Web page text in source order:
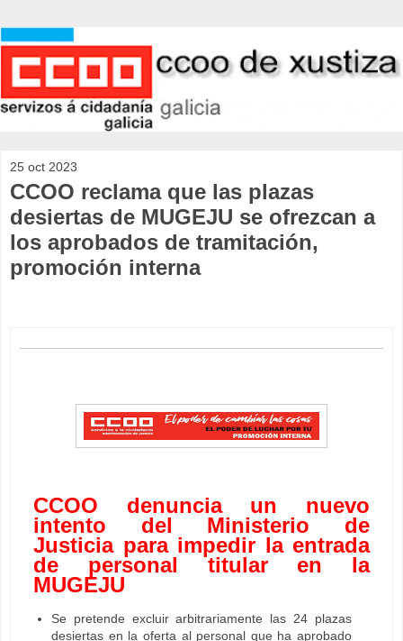
25 oct 2023
CCOO reclama que las plazas
desiertas de MUGEJU se ofrezcan a
los aprobados de tramitación,
promoción interna
CCOO denuncia un nuevo
intento del Ministerio de
Justicia para impedir la entrada
de personal titular en la
MUGEJU
Se pretende excluir arbitrariamente las 24 plazas
desiertas en la oferta al personal que ha aprobado